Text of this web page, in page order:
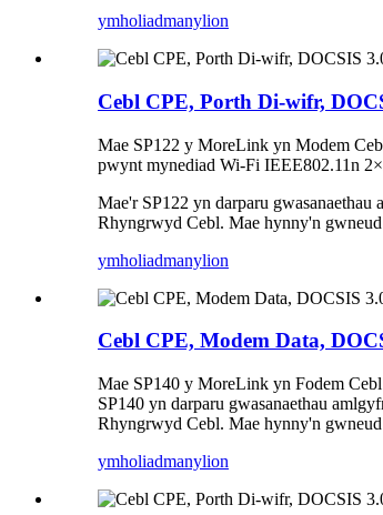
ymholiadmanylion
Cebl CPE, Porth Di-wifr,
Mae SP122 y MoreLink yn Modem
pwynt mynediad Wi-Fi IEEE802.11n
Mae'r SP122 yn darparu
Rhyngrwyd Cebl. Mae hynny'n
ymholiadmanylion
Cebl CPE, Modem Data,
Mae SP140 y MoreLink yn Fodem
SP140 yn darparu gwasanaethau
Rhyngrwyd Cebl. Mae hynny'n
ymholiadmanylion